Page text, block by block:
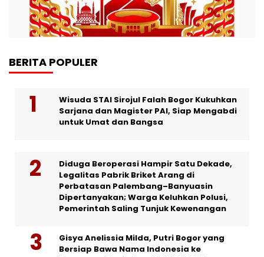
BERITA POPULER
Wisuda STAI Sirojul Falah Bogor Kukuhkan
Sarjana dan Magister PAI, Siap Mengabdi
untuk Umat dan Bangsa
Diduga Beroperasi Hampir Satu Dekade,
Legalitas Pabrik Briket Arang di
Perbatasan Palembang–Banyuasin
Dipertanyakan; Warga Keluhkan Polusi,
Pemerintah Saling Tunjuk Kewenangan
Gisya Anelissia Milda, Putri Bogor yang
Bersiap Bawa Nama Indonesia ke